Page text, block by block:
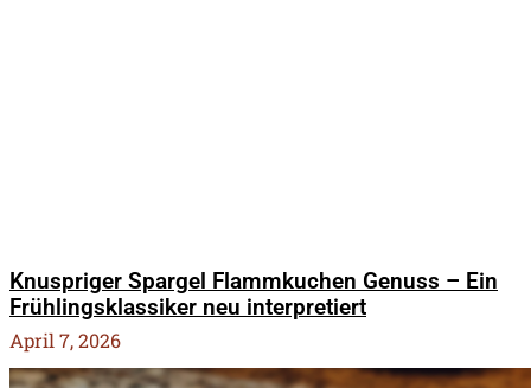
Knuspriger Spargel Flammkuchen Genuss – Ein
Frühlingsklassiker neu interpretiert
April 7, 2026